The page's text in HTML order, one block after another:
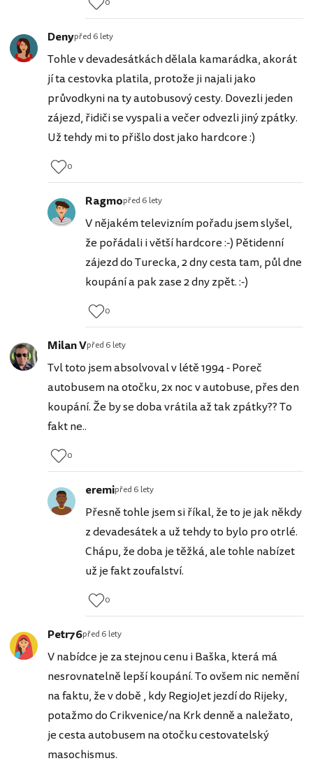
0
Denypřed 6 lety
Tohle v devadesátkách dělala kamarádka, akorát
jí ta cestovka platila, protože ji najali jako
průvodkyni na ty autobusový cesty. Dovezli jeden
zájezd, řidiči se vyspali a večer odvezli jiný zpátky.
Už tehdy mi to přišlo dost jako hardcore :)
0
Ragmopřed 6 lety
V nějakém televizním pořadu jsem slyšel,
že pořádali i větší hardcore :-) Pětidenní
zájezd do Turecka, 2 dny cesta tam, půl dne
koupání a pak zase 2 dny zpět. :-)
0
Milan Vpřed 6 lety
Tvl toto jsem absolvoval v létě 1994 - Poreč
autobusem na otočku, 2x noc v autobuse, přes den
koupání. Že by se doba vrátila až tak zpátky?? To
fakt ne..
0
eremipřed 6 lety
Přesně tohle jsem si říkal, že to je jak někdy
z devadesátek a už tehdy to bylo pro otrlé.
Chápu, že doba je těžká, ale tohle nabízet
už je fakt zoufalství.
0
Petr76před 6 lety
V nabídce je za stejnou cenu i Baška, která má
nesrovnatelně lepší koupání. To ovšem nic nemění
na faktu, že v době , kdy RegioJet jezdí do Rijeky,
potažmo do Crikvenice/na Krk denně a naležato,
je cesta autobusem na otočku cestovatelský
masochismus.